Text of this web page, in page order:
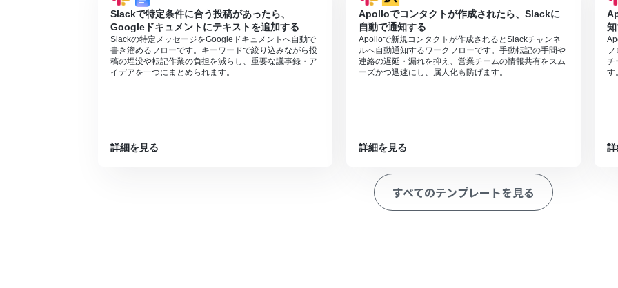
Slackで特定条件に合う投稿があったら、
Googleドキュメントにテキストを追加する
Slackの特定メッセージをGoogleドキュメントへ自動で
書き溜めるフローです。キーワードで絞り込みながら投
稿の埋没や転記作業の負担を減らし、重要な議事録・ア
イデアを一つにまとめられます。
詳細を見る
Apolloでコンタクトが作成されたら、Slackに
自動で通知する
Apolloで新規コンタクトが作成されるとSlackチャンネ
ルへ自動通知するワークフローです。手動転記の手間や
連絡の遅延・漏れを抑え、営業チームの情報共有をスム
ーズかつ迅速にし、属人化も防げます。
詳細を見る
フ
チ
す
すべてのテンプレートを見る